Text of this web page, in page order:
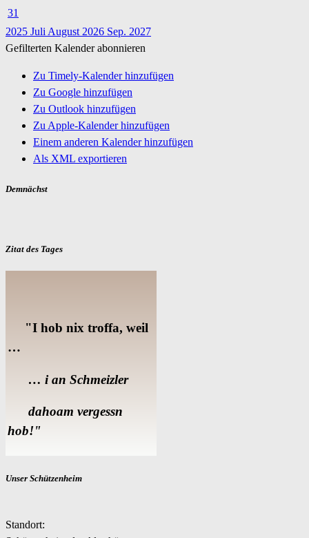
31
2025 Juli August 2026 Sep. 2027
Gefilterten Kalender abonnieren
Zu Timely-Kalender hinzufügen
Zu Google hinzufügen
Zu Outlook hinzufügen
Zu Apple-Kalender hinzufügen
Einem anderen Kalender hinzufügen
Als XML exportieren
Demnächst
Zitat des Tages
"I hob nix troffa, weil
…
… i an Schmeizler
dahoam vergessn
hob!"
Unser Schützenheim
Standort: